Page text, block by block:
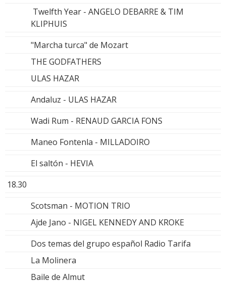
Twelfth Year - ANGELO DEBARRE & TIM
KLIPHUIS
"Marcha turca" de Mozart
THE GODFATHERS
ULAS HAZAR
Andaluz - ULAS HAZAR
Wadi Rum - RENAUD GARCIA FONS
Maneo Fontenla - MILLADOIRO
El saltón - HEVIA
18.30
Scotsman - MOTION TRIO
Ajde Jano - NIGEL KENNEDY AND KROKE
Dos temas del grupo español Radio Tarifa
La Molinera
Baile de Almut